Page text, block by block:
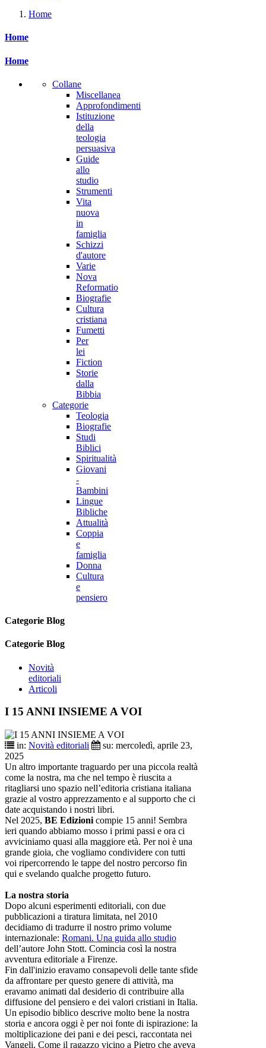
Home
Home
Home
Collane
Miscellanea
Approfondimenti
Istituzione
della
teologia
persuasiva
Guide
allo
studio
Strumenti
Vita
nuova
in
famiglia
Schizzi
d'autore
Varie
Nova
Reformatio
Biografie
Cultura
cristiana
Fumetti
Per
lei
Fiction
Storie
dalla
Bibbia
Categorie
Teologia
Biografie
Studi
Biblici
Spiritualità
Giovani
-
Bambini
Lingue
Bibliche
Attualità
Coppia
e
famiglia
Donna
Cultura
e
pensiero
Categorie Blog
Categorie Blog
Novità
editoriali
Articoli
I 15 ANNI INSIEME A VOI
in: Novità editoriali su: mercoledì, aprile 23,
2025
Un altro importante traguardo per una piccola realtà
come la nostra, ma che nel tempo è riuscita a
ritagliarsi uno spazio nell’editoria cristiana italiana
grazie al vostro apprezzamento e al supporto che ci
date acquistando i nostri libri.
Nel 2025, BE Edizioni compie 15 anni! Sembra
ieri quando abbiamo mosso i primi passi e ora ci
avviciniamo quasi alla maggiore età. Per noi è una
grande gioia, che vogliamo condividere con tutti
voi ripercorrendo le tappe del nostro percorso fin
qui e svelando qualche progetto futuro.
La nostra storia
Dopo alcuni esperimenti editoriali, con due
pubblicazioni a tiratura limitata, nel 2010
decidiamo di tradurre il nostro primo volume
internazionale: Romani. Una guida allo studio
dell’autore John Stott. Comincia così la nostra
avventura editoriale a Firenze.
Fin dall'inizio eravamo consapevoli delle tante sfide
da affrontare per questo genere di attività, ma
eravamo animati dal desiderio di contribuire alla
diffusione del pensiero e dei valori cristiani in Italia.
Un episodio biblico descrive molto bene la nostra
storia e ancora oggi è per noi fonte di ispirazione: la
moltiplicazione dei pani e dei pesci, raccontata nei
Vangeli. Come il ragazzo vicino a Pietro che aveva